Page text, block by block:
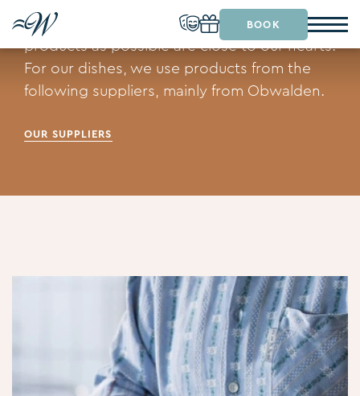
BOOK
Sustainability and the use of as many regional
products as possible are close to our hearts.
For our dishes, we use products from the
following suppliers, mainly from Obwalden.
OUR SUPPLIERS